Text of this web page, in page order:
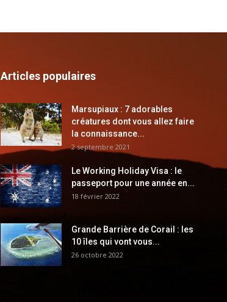
Articles populaires
Marsupiaux : 7 adorables
créatures dont vous allez faire
la connaissance...
2 septembre 2021
Le Working Holiday Visa : le
passeport pour une année en...
18 février 2022
Grande Barrière de Corail : les
10 îles qui vont vous...
26 octobre 2022